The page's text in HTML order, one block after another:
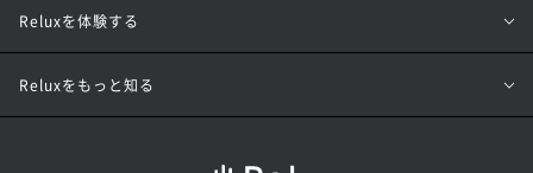
Reluxを体験する
Reluxをもっと知る